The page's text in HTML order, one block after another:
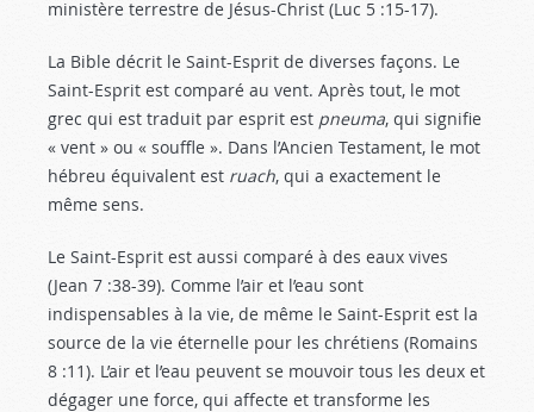
ministère terrestre de Jésus-Christ (Luc 5 :15-17).
La Bible décrit le Saint-Esprit de diverses façons. Le
Saint-Esprit est comparé au vent. Après tout, le mot
grec qui est traduit par esprit est pneuma, qui signifie
« vent » ou « souffle ». Dans l’Ancien Testament, le mot
hébreu équivalent est ruach, qui a exactement le
même sens.
Le Saint-Esprit est aussi comparé à des eaux vives
(Jean 7 :38-39). Comme l’air et l’eau sont
indispensables à la vie, de même le Saint-Esprit est la
source de la vie éternelle pour les chrétiens (Romains
8 :11). L’air et l’eau peuvent se mouvoir tous les deux et
dégager une force, qui affecte et transforme les